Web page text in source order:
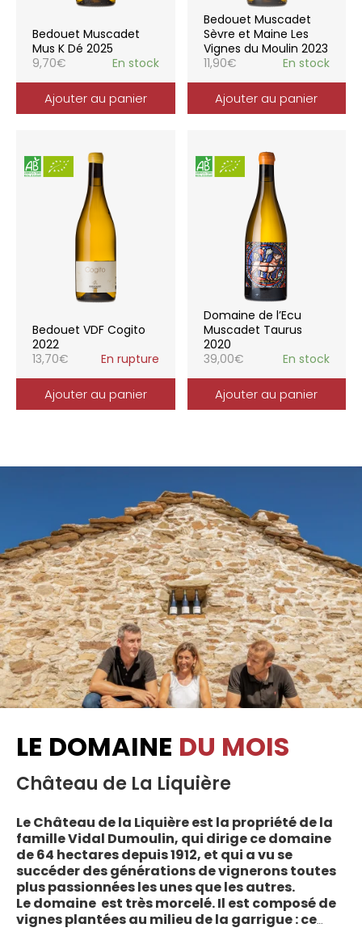
Bedouet Muscadet
Mus K Dé 2025
9,70€ En stock
Ajouter au panier
Bedouet Muscadet
Sèvre et Maine Les
Vignes du Moulin 2023
11,90€ En stock
Ajouter au panier
Bedouet VDF Cogito
2022
13,70€ En rupture
Ajouter au panier
Domaine de l’Ecu
Muscadet Taurus
2020
39,00€ En stock
Ajouter au panier
LE DOMAINE DU MOIS
Château de La Liquière
Le Château de la Liquière est la propriété de la
famille Vidal Dumoulin, qui dirige ce domaine
de 64 hectares depuis 1912, et qui a vu se
succéder des générations de vignerons toutes
plus passionnées les unes que les autres.
Le domaine est très morcelé. Il est composé de
vignes plantées au milieu de la garrigue : ce